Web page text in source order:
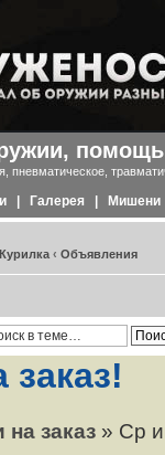
помощь
пневматическое,
Галерея Мишени
Курилка ‹ Объявления
заказ » Ср